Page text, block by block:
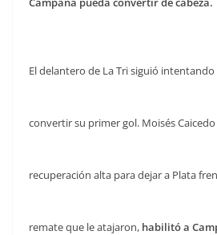
El delantero de La Tri siguió
convertir su primer gol. Moisés
recuperación alta para dejar a Plata
remate que le atajaron, habilitó a